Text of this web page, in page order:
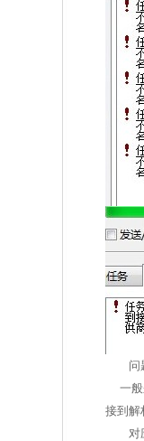
问题
一般
接到解
对应